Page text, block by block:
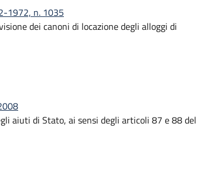
1972, n. 1035
dei canoni di locazione degli alloggi di
aiuti di Stato, ai sensi degli articoli 87 e 88 del